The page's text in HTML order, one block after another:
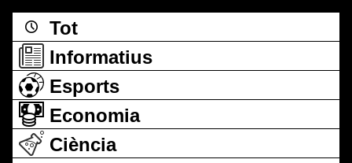
Tot
Informatius
Esports
Economia
Ciència